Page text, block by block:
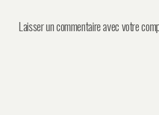
Laisser un commentaire avec votre